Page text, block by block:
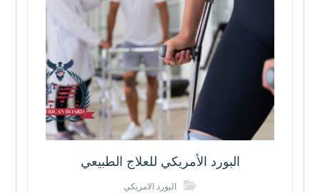
البورد الأمريكي للعلاج الطبيعي
البورد الامريكي